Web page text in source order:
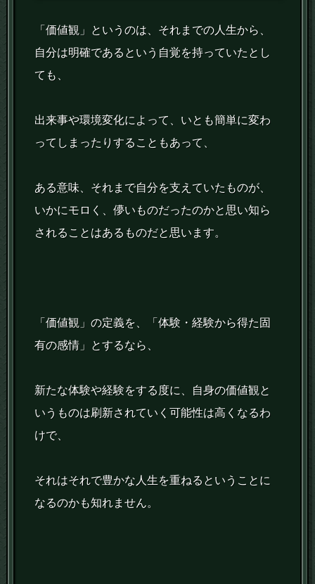
「価値観」というのは、それまでの人生から、
自分は明確であるという自覚を持っていたとし
ても、
出来事や環境変化によって、いとも簡単に変わ
ってしまったりすることもあって、
ある意味、それまで自分を支えていたものが、
いかにモロく、儚いものだったのかと思い知ら
されることはあるものだと思います。
「価値観」の定義を、「体験・経験から得た固
有の感情」とするなら、
新たな体験や経験をする度に、自身の価値観と
いうものは刷新されていく可能性は高くなるわ
けで、
それはそれで豊かな人生を重ねるということに
なるのかも知れません。